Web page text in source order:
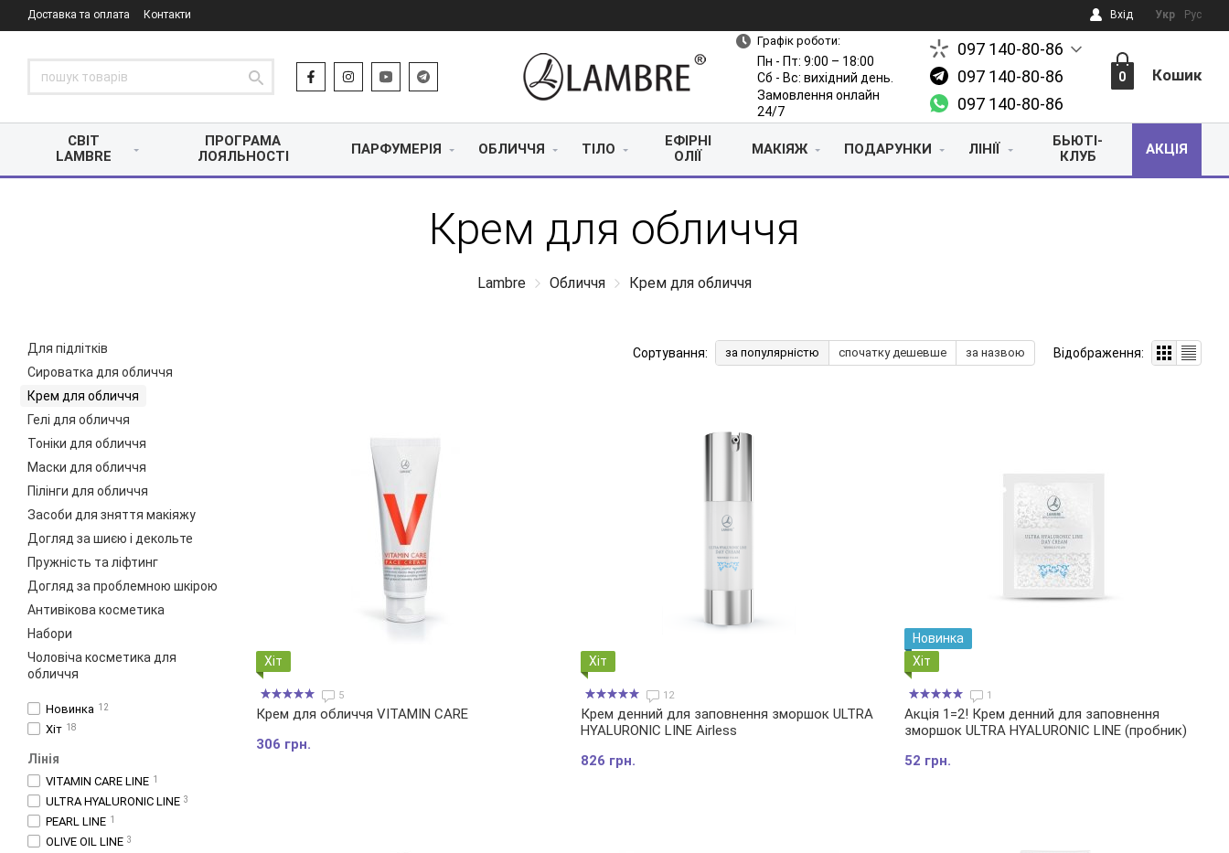
Доставка та оплата Контакти Вхід Укр Рус
Графік роботи:
Пн - Пт: 9:00 – 18:00
Сб - Вс: вихідний день.
Замовлення онлайн
24/7
097 140-80-86
097 140-80-86
097 140-80-86
0 Кошик
СВІТ
LAMBRE
ПРОГРАМА
ЛОЯЛЬНОСТІ
ПАРФУМЕРІЯ ОБЛИЧЧЯ ТІЛО
ЕФІРНІ
ОЛІЇ
МАКІЯЖ ПОДАРУНКИ ЛІНІЇ
БЬЮТІ-
КЛУБ
АКЦІЯ
Крем для обличчя
Lambre Обличчя Крем для обличчя
Сортування: за популярністю спочатку дешевше за назвою Відображення:
Хіт
5
Крем для обличчя VITAMIN CARE
306 грн.
Хіт
12
Крем денний для заповнення зморшок ULTRA
HYALURONIC LINE Airless
826 грн.
Новинка
Хіт
1
Акція 1=2! Крем денний для заповнення
зморшок ULTRA HYALURONIC LINE (пробник)
52 грн.
Для підлітків
Сироватка для обличчя
Крем для обличчя
Гелі для обличчя
Тоніки для обличчя
Маски для обличчя
Пілінги для обличчя
Засоби для зняття макіяжу
Догляд за шиєю і декольте
Пружність та ліфтинг
Догляд за проблемною шкірою
Антивікова косметика
Набори
Чоловіча косметика для
обличчя
Новинка 12
Хіт 18
Лінія
VITAMIN CARE LINE 1
ULTRA HYALURONIC LINE 3
PEARL LINE 1
OLIVE OIL LINE 3